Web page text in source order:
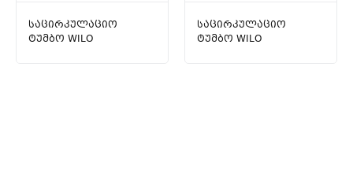
საცირკულაციო
ტუმბო WILO
საცირკულაციო
ტუმბო WILO